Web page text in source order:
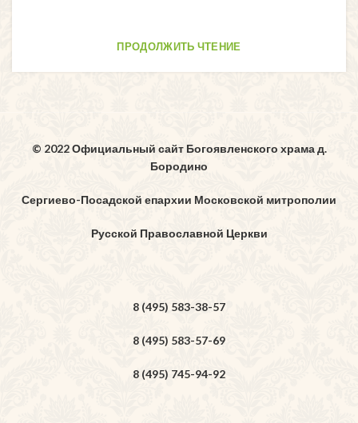
ПРОДОЛЖИТЬ ЧТЕНИЕ
© 2022 Официальный сайт Богоявленского храма д.
Бородино
Сергиево-Посадской епархии Московской митрополии
Русской Православной Церкви
8 (495) 583-38-57
8 (495) 583-57-69
8 (495) 745-94-92